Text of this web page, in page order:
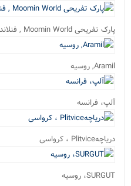
پارک تفریحی Moomin World , فنلاند
Aramil, روسیه
آلپ، فرانسه
دریاچهPlitvice ، کرواسی
SURGUT، روسیه